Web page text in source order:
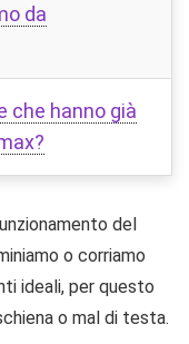
da
che hanno già
del
o corriamo
ideali, per questo
o mal di testa.